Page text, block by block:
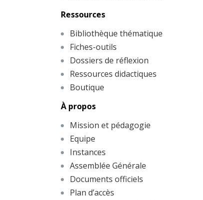
Ressources
Bibliothèque thématique
Fiches-outils
Dossiers de réflexion
Ressources didactiques
Boutique
À propos
Mission et pédagogie
Equipe
Instances
Assemblée Générale
Documents officiels
Plan d’accès